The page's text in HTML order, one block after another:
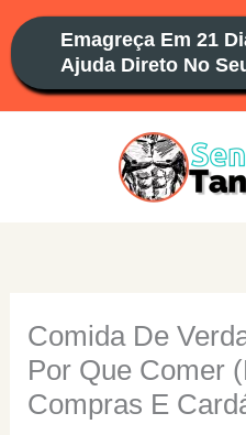
para
conteúdo
Emagreça Em 21
Ajuda Direto No
Comida De
Por Que Comer
Compras E